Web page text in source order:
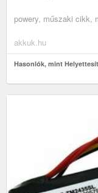
powery, műszaki cikk,
akkuk.hu
Hasonlók, mint